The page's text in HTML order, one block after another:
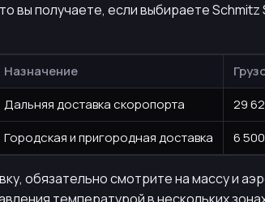
вы получаете, если выбираете
Назначение
Дальняя доставка скоропорта 29
Городская и пригородная доставка 6 500
обязательно смотрите на массу и